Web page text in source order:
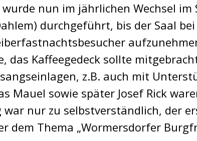
nun im jährlichen Wechsel im
durchgeführt, bis der Saal
das Kaffeegedeck sollte
z.B. auch mit
Mauel sowie später Josef Rick
war nur zu selbstverständlich, der
dem Thema „Wormersdorfer